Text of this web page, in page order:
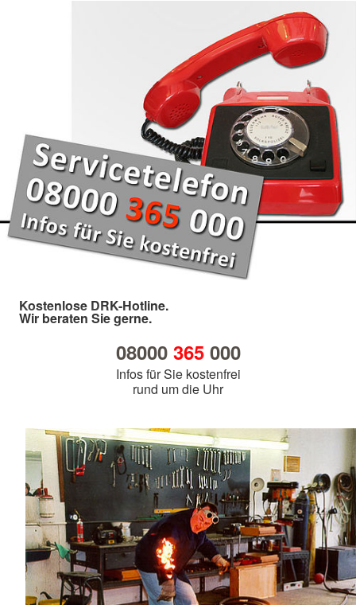
Kostenlose DRK-Hotline.
Wir beraten Sie gerne.
08000 365000
Infos für Sie kostenfrei
rund um die Uhr